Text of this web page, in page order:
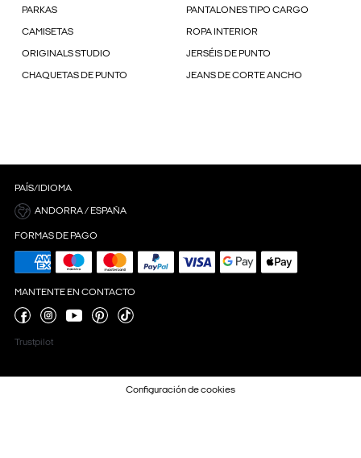
PARKAS PANTALONES TIPO CARGO
CAMISETAS ROPA INTERIOR
ORIGINALS STUDIO JERSÉIS DE PUNTO
CHAQUETAS DE PUNTO JEANS DE CORTE ANCHO
PAÍS/IDIOMA
ANDORRA / ESPAÑA
FORMAS DE PAGO
MANTENTE EN CONTACTO
Trustpilot
Configuración de cookies